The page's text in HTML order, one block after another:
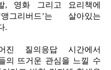
, 영화 그리고 요리책에
리버드’는 살아있는
.
질의응답 시간에서
의 뜨거운 관심을 느낄 수